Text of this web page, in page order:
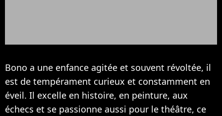
Bono a une enfance agitée et souvent révoltée, il
est de tempérament curieux et constamment en
éveil. Il excelle en histoire, en peinture, aux
échecs et se passionne aussi pour le théâtre, ce